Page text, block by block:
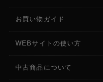
約1540g
付属品
お買い物ガイド
WEBサイトの使い方
中古商品について